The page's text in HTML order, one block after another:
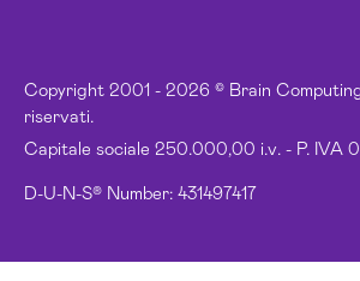
Copyright 2001 - 2026 © Brain
riservati.
Capitale sociale 250.000,00 i.v. - P. IVA
D-U-N-S® Number: 431497417